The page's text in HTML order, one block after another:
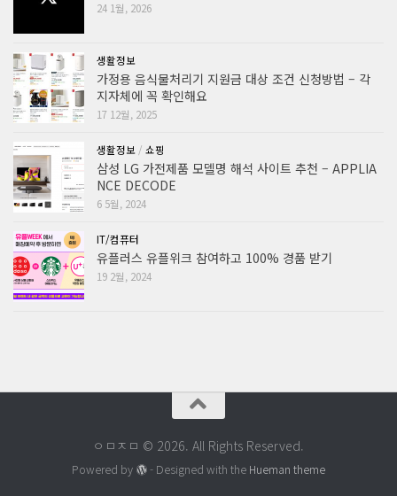
24 1월, 2026
생활정보
가정용 음식물처리기 지원금 대상 조건 신청방법 – 각
지자체에 꼭 확인해요
17 12월, 2025
생활정보/ 쇼핑
삼성 LG 가전제품 모델명 해석 사이트 추천 – APPLIA
NCE DECODE
6 5월, 2024
IT/컴퓨터
유플러스 유플위크 참여하고 100% 경품 받기
19 2월, 2024
ㅇㅁㅈㅁ © 2026. All Rights Reserved.
Powered by - Designed with the Hueman theme